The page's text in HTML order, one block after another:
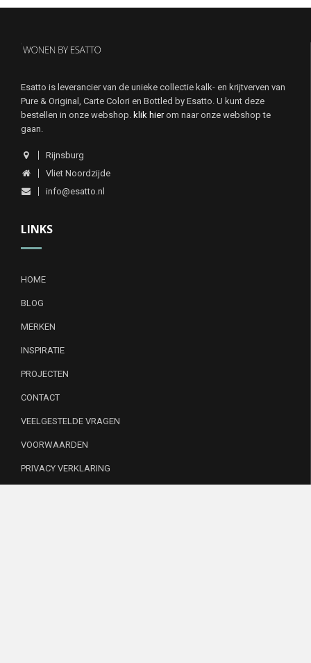
Esatto is leverancier van de unieke collectie kalk- en krijtverven van
Pure & Original, Carte Colori en Bottled by Esatto. U kunt deze
bestellen in onze webshop. klik hierom naar onze webshop te
gaan.
Rijnsburg
Vliet Noordzijde
info@esatto.nl
LINKS
HOME
BLOG
MERKEN
INSPIRATIE
PROJECTEN
CONTACT
VEELGESTELDE VRAGEN
VOORWAARDEN
PRIVACY VERKLARING